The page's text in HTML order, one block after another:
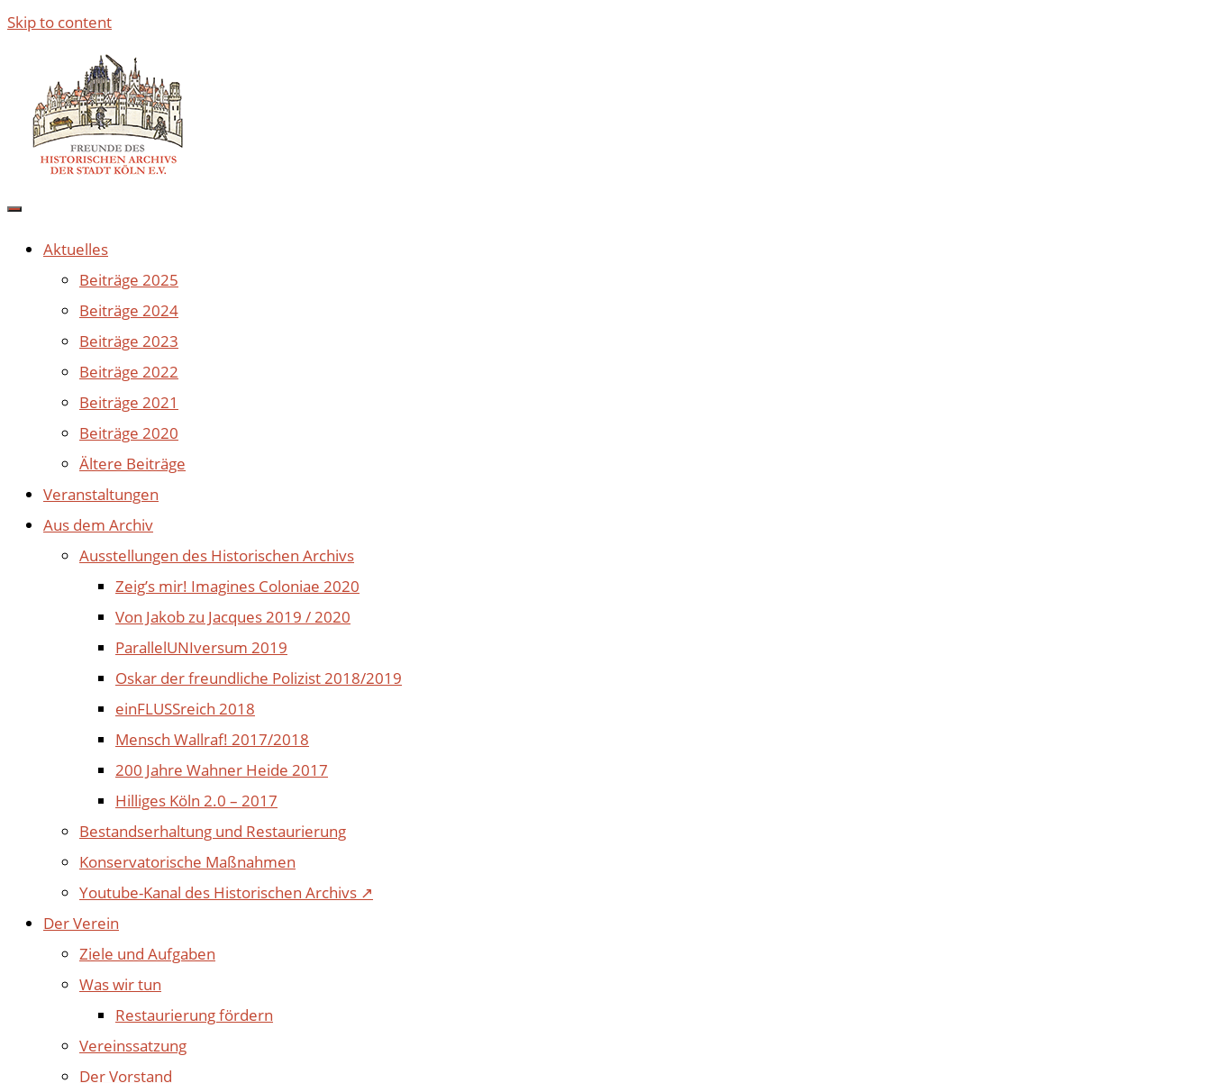
Skip to content
Aktuelles
Beiträge 2025
Beiträge 2024
Beiträge 2023
Beiträge 2022
Beiträge 2021
Beiträge 2020
Ältere Beiträge
Veranstaltungen
Aus dem Archiv
Ausstellungen des Historischen Archivs
Zeig’s mir! Imagines Coloniae 2020
Von Jakob zu Jacques 2019 / 2020
ParallelUNIversum 2019
Oskar der freundliche Polizist 2018/2019
einFLUSSreich 2018
Mensch Wallraf! 2017/2018
200 Jahre Wahner Heide 2017
Hilliges Köln 2.0 – 2017
Bestandserhaltung und Restaurierung
Konservatorische Maßnahmen
Youtube-Kanal des Historischen Archivs ↗
Der Verein
Ziele und Aufgaben
Was wir tun
Restaurierung fördern
Vereinssatzung
Der Vorstand